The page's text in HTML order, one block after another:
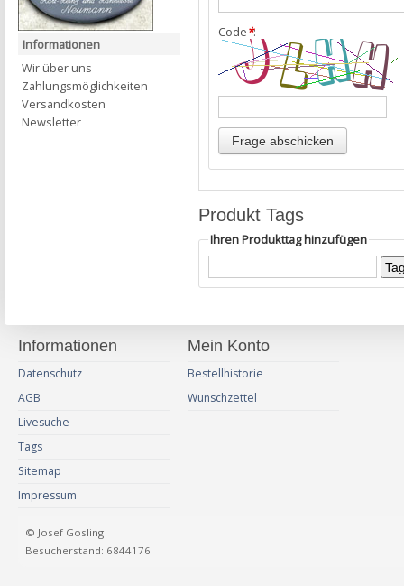
Code*:
Produkt Tags
Ihren Produkttag hinzufügen
Informationen
Wir über uns
Zahlungsmöglichkeiten
Versandkosten
Newsletter
Informationen
Datenschutz
AGB
Livesuche
Tags
Sitemap
Impressum
Mein Konto
Bestellhistorie
Wunschzettel
© Josef Gosling
Besucherstand: 6844176